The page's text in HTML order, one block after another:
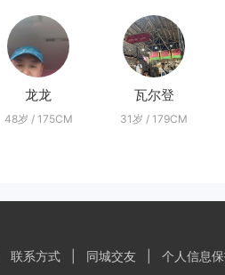
龙龙
48岁 / 175CM
瓦尔登
31岁 / 179CM
联系方式 同城交友 个人信息